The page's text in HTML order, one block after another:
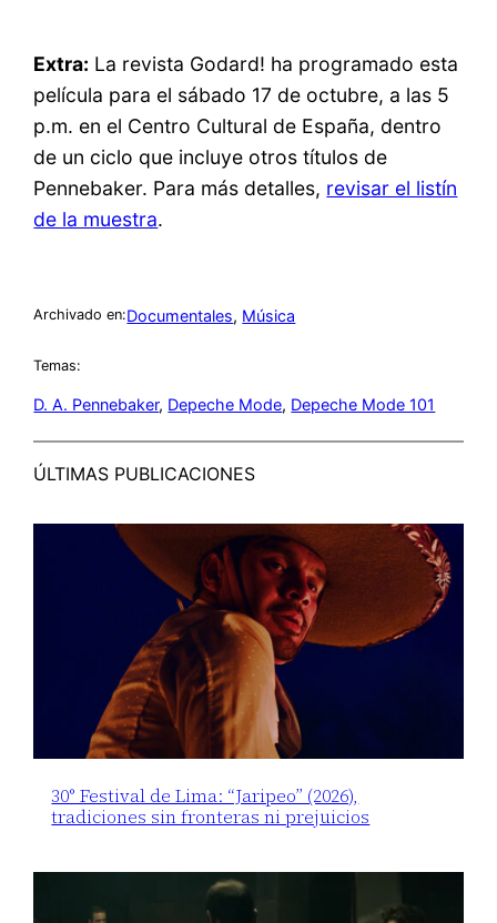
Extra: La revista Godard! ha programado esta
película para el sábado 17 de octubre, a las 5
p.m. en el Centro Cultural de España, dentro
de un ciclo que incluye otros títulos de
Pennebaker. Para más detalles, revisar el listín
de la muestra.
Archivado en:Documentales, Música
Temas:
D. A. Pennebaker, Depeche Mode, Depeche Mode 101
ÚLTIMAS PUBLICACIONES
30° Festival de Lima: “Jaripeo” (2026),
tradiciones sin fronteras ni prejuicios